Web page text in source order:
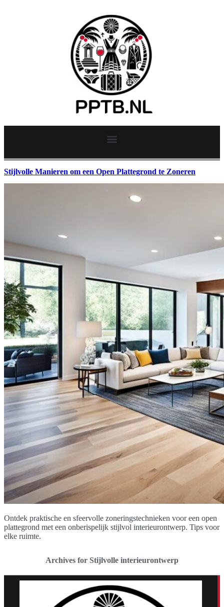
Stijlvolle Manieren om een Open Plattegrond te Zoneren
Ontdek praktische en sfeervolle zoneringstechnieken voor een open
plattegrond met een onberispelijk stijlvol interieurontwerp. Tips voor
elke ruimte.
Archives for Stijlvolle interieurontwerp